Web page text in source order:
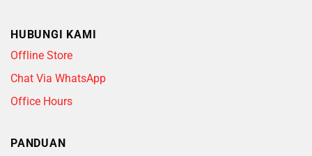
HUBUNGI KAMI
Offline Store
Chat Via WhatsApp
Office Hours
PANDUAN